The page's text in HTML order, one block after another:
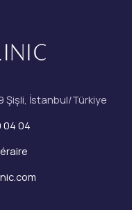
Şişli, İstanbul/Türkiye
04 04